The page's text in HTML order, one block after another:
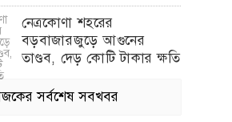
নেত্রকোণা শহরের
বড়বাজারজুড়ে আগুনের
তাণ্ডব, দেড় কোটি টাকার ক্ষতি
গণঅভ্যুত্থান নিউটনের আপেল
সর্বশেষ সবখবর